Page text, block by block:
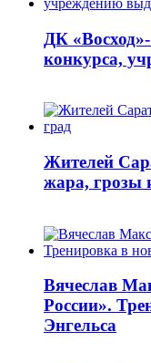
ДК
конкурса,
Жителей
жара, грозы
Вячеслав
России».
Энгельса